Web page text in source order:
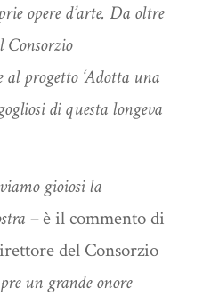
opere d’arte. Da oltre
Consorzio
progetto ‘Adotta una
di questa longeva
gioiosi la
–è il commento di
del Consorzio
un grande onore